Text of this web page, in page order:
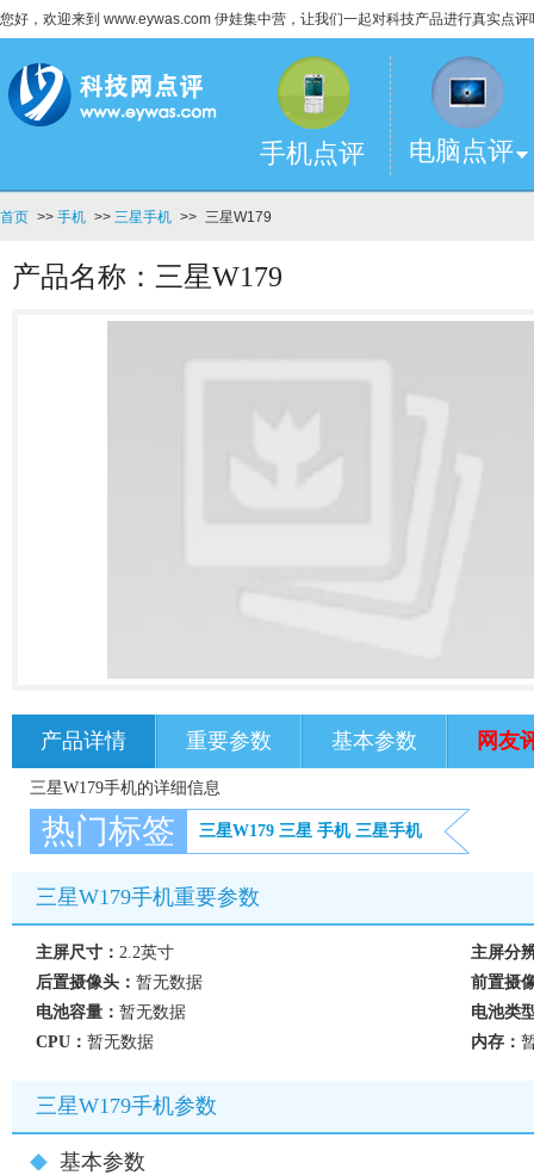
您好，欢迎来到 www.eywas.com 伊娃集中营，让我们一起对科技产品进行真实点评
手机点评 电脑点评
首页 >> 手机 >> 三星手机 >> 三星W179
产品名称：三星W179
产品详情 重要参数 基本参数 网友
三星W179手机的详细信息
热门标签 三星W179 三星 手机 三星手机
三星W179手机重要参数
主屏尺寸： 2.2英寸
主屏分
后置摄像头： 暂无数据
前置摄
电池容量： 暂无数据
电池类
CPU： 暂无数据 内存：
三星W179手机参数
基本参数